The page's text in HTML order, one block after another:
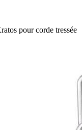
pour corde tressée